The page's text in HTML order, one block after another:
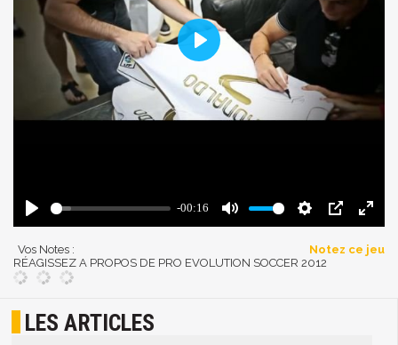
Vos Notes :
Notez ce jeu
RÉAGISSEZ A PROPOS DE PRO EVOLUTION SOCCER 2012
LES ARTICLES